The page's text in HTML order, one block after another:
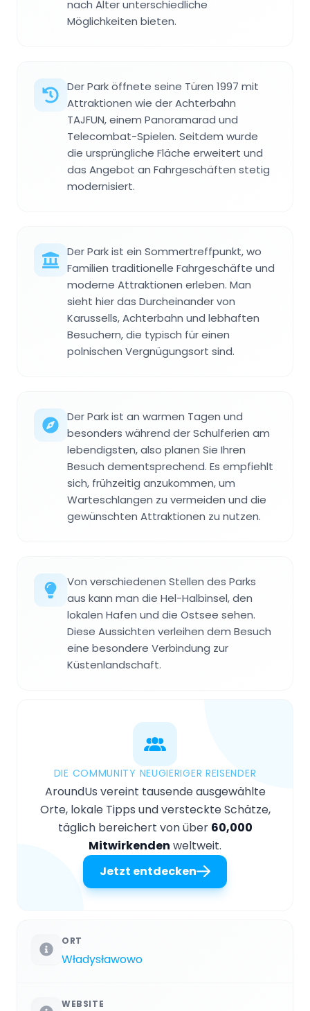
nach Alter unterschiedliche
Möglichkeiten bieten.
Der Park öffnete seine Türen 1997 mit
Attraktionen wie der Achterbahn
TAJFUN, einem Panoramarad und
Telecombat-Spielen. Seitdem wurde
die ursprüngliche Fläche erweitert und
das Angebot an Fahrgeschäften stetig
modernisiert.
Der Park ist ein Sommertreffpunkt, wo
Familien traditionelle Fahrgeschäfte und
moderne Attraktionen erleben. Man
sieht hier das Durcheinander von
Karussells, Achterbahn und lebhaften
Besuchern, die typisch für einen
polnischen Vergnügungsort sind.
Der Park ist an warmen Tagen und
besonders während der Schulferien am
lebendigsten, also planen Sie Ihren
Besuch dementsprechend. Es empfiehlt
sich, frühzeitig anzukommen, um
Warteschlangen zu vermeiden und die
gewünschten Attraktionen zu nutzen.
Von verschiedenen Stellen des Parks
aus kann man die Hel-Halbinsel, den
lokalen Hafen und die Ostsee sehen.
Diese Aussichten verleihen dem Besuch
eine besondere Verbindung zur
Küstenlandschaft.
DIE COMMUNITY NEUGIERIGER REISENDER
AroundUs vereint tausende ausgewählte
Orte, lokale Tipps und versteckte Schätze,
täglich bereichert von über 60,000
Mitwirkenden weltweit.
Jetzt entdecken
ORT
Władysławowo
WEBSITE